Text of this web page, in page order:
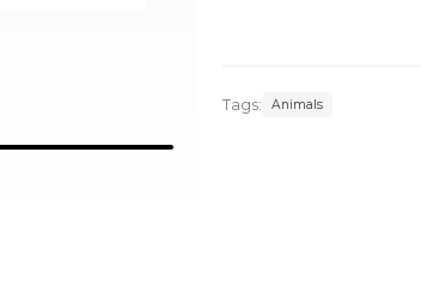
Tags: Animals